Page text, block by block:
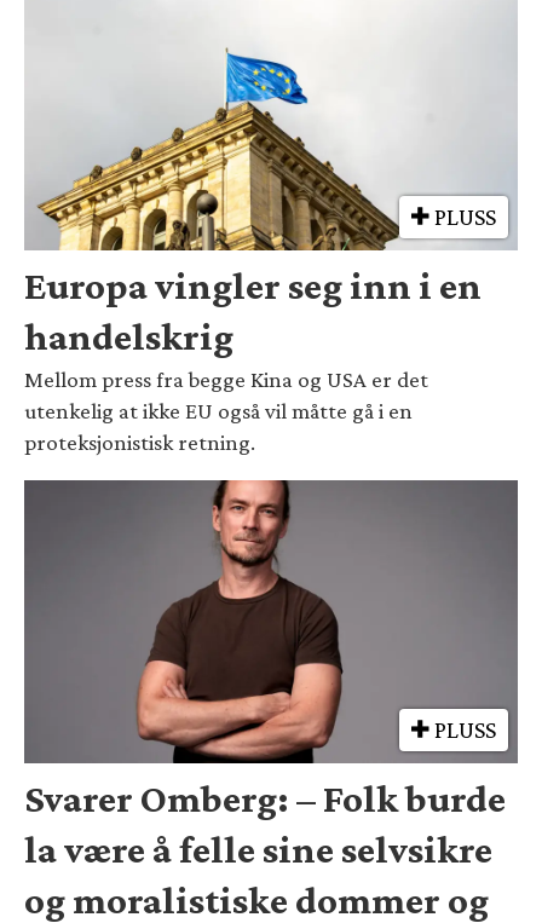
PLUSS
Europa vingler seg inn i en
handelskrig
Mellom press fra begge Kina og USA er det
utenkelig at ikke EU også vil måtte gå i en
proteksjonistisk retning.
PLUSS
Svarer Omberg: – Folk burde
la være å felle sine selvsikre
og moralistiske dommer og